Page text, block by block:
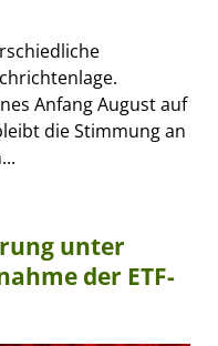
Anfang August auf
die Stimmung an
unter
der ETF-